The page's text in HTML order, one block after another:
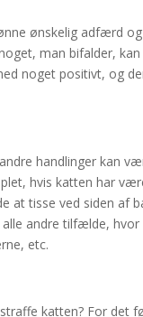
ønskelig adfærd
man bifalder,
noget positivt, og
handlinger kan
hvis katten har
at tisse ved siden af
andre tilfælde,
etc.
katten? For det